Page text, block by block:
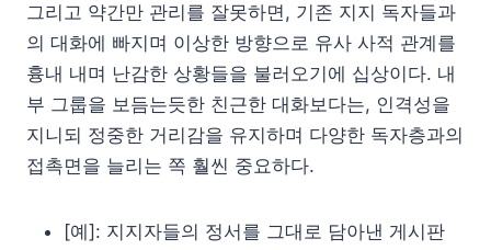
그리고 약간만 관리를 잘못하면, 기존 지지 독자들과
의 대화에 빠지며 이상한 방향으로 유사 사적 관계를
흉내 내며 난감한 상황들을 불러오기에 십상이다. 내
부 그룹을 보듬는듯한 친근한 대화보다는, 인격성을
지니되 정중한 거리감을 유지하며 다양한 독자층과의
접촉면을 늘리는 쪽 훨씬 중요하다.
[예]: 지지자들의 정서를 그대로 담아낸 게시판